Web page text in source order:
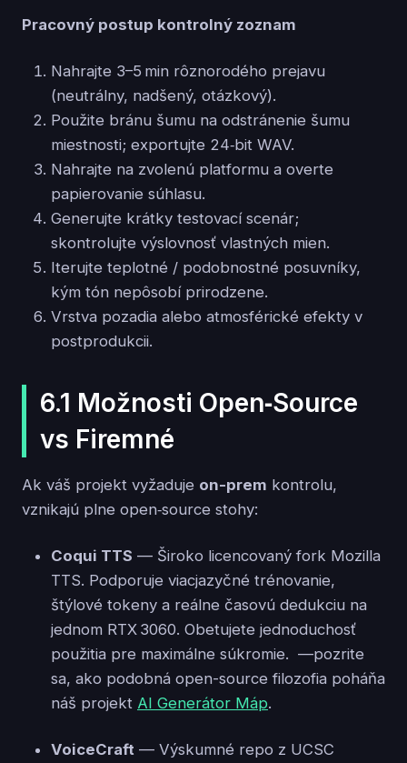
Pracovný postup kontrolný zoznam
Nahrajte 3–5 min rôznorodého prejavu
(neutrálny, nadšený, otázkový).
Použite bránu šumu na odstránenie šumu
miestnosti; exportujte 24‑bit WAV.
Nahrajte na zvolenú platformu a overte
papierovanie súhlasu.
Generujte krátky testovací scenár;
skontrolujte výslovnosť vlastných mien.
Iterujte teplotné / podobnostné posuvníky,
kým tón nepôsobí prirodzene.
Vrstva pozadia alebo atmosférické efekty v
postprodukcii.
6.1 Možnosti Open‑Source
vs Firemné
Ak váš projekt vyžaduje on-prem kontrolu,
vznikajú plne open‑source stohy:
Coqui TTS — Široko licencovaný fork Mozilla
TTS. Podporuje viacjazyčné trénovanie,
štýlové tokeny a reálne časovú dedukciu na
jednom RTX 3060. Obetujete jednoduchosť
použitia pre maximálne súkromie. —pozrite
sa, ako podobná open-source filozofia poháňa
náš projekt AI Generátor Máp.
VoiceCraft — Výskumné repo z UCSC